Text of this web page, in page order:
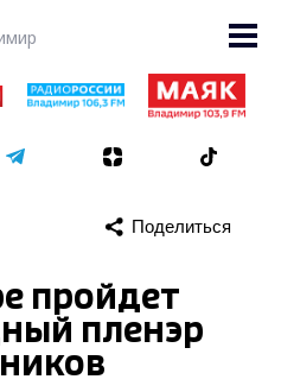
Поделиться
пройдет
пленэр